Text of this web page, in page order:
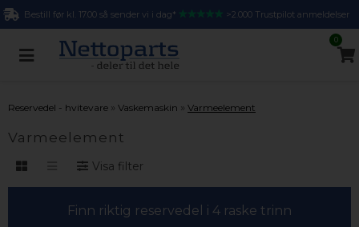
Bestill før kl. 17.00 så sender vi i dag* >2.000 Trustpilot anmeldelser
0
Reservedel - hvitevare » Vaskemaskin » Varmeelement
Varmeelement
Visa filter
Finn riktig reservedel i 4 raske trinn